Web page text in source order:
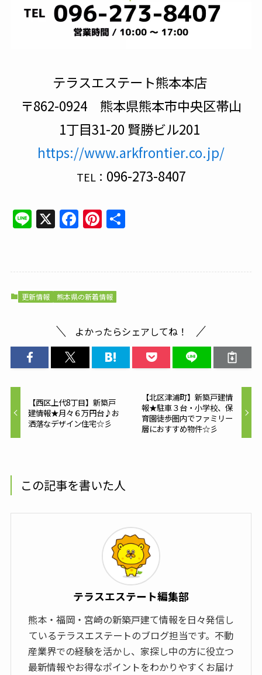
テラスエステート熊本本店
〒862-0924 熊本県熊本市中央区帯山
1丁目31-20 賢勝ビル201
https://www.arkfrontier.co.jp/
TEL： 096-273-8407
Line
X Facebook
Pinterest
共
更新情報 熊本県の新着情報
よかったらシェアしてね！
【西区上代8丁目】新築戸
建情報★月々６万円台♪お
洒落なデザイン住宅☆彡
【北区津浦町】新築戸建情
報★駐車３台・小学校、保
育園徒歩圏内でファミリー
層におすすめ物件☆彡
この記事を書いた人
テラスエステート編集部
熊本・福岡・宮崎の新築戸建て情報を日々発信し
ているテラスエステートのブログ担当です。不動
産業界での経験を活かし、家探し中の方に役立つ
最新情報やお得なポイントをわかりやすくお届け